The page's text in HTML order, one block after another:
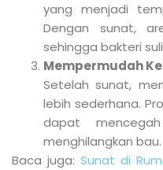
yang menjadi
Dengan sunat,
sehingga bakteri
Mempermudah
Setelah sunat,
lebih sederhana.
dapat
menghilangkan bau.
Baca juga: Sunat di